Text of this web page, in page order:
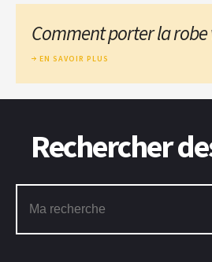
Comment porter la
EN SAVOIR PLUS
Rechercher